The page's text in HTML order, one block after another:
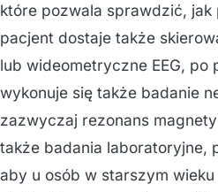
które pozwala sprawdzić, jak
pacjent dostaje także
lub wideometryczne EEG, po
wykonuje się także badanie
zazwyczaj rezonans
także badania laboratoryjne,
aby u osób w starszym